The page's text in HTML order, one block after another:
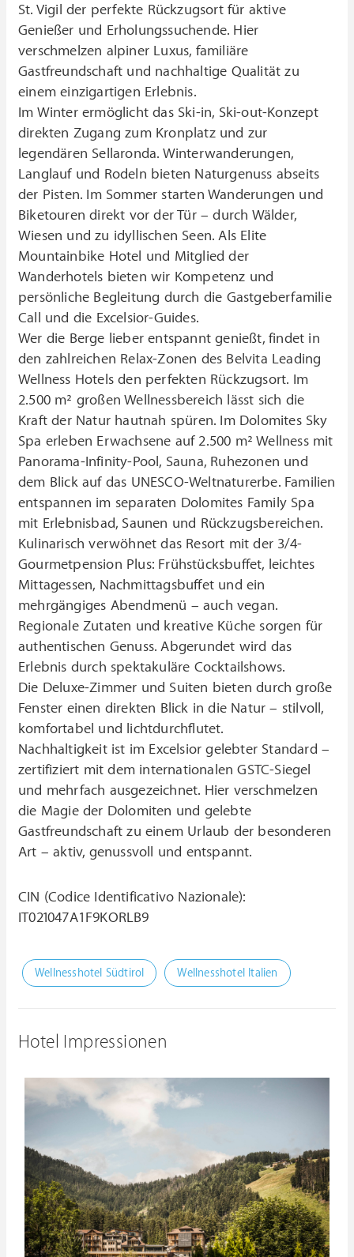
St. Vigil der perfekte Rückzugsort für aktive
Genießer und Erholungssuchende. Hier
verschmelzen alpiner Luxus, familiäre
Gastfreundschaft und nachhaltige Qualität zu
einem einzigartigen Erlebnis.
Im Winter ermöglicht das Ski-in, Ski-out-Konzept
direkten Zugang zum Kronplatz und zur
legendären Sellaronda. Winterwanderungen,
Langlauf und Rodeln bieten Naturgenuss abseits
der Pisten. Im Sommer starten Wanderungen und
Biketouren direkt vor der Tür – durch Wälder,
Wiesen und zu idyllischen Seen. Als Elite
Mountainbike Hotel und Mitglied der
Wanderhotels bieten wir Kompetenz und
persönliche Begleitung durch die Gastgeberfamilie
Call und die Excelsior-Guides.
Wer die Berge lieber entspannt genießt, findet in
den zahlreichen Relax-Zonen des Belvita Leading
Wellness Hotels den perfekten Rückzugsort. Im
2.500 m² großen Wellnessbereich lässt sich die
Kraft der Natur hautnah spüren. Im Dolomites Sky
Spa erleben Erwachsene auf 2.500 m² Wellness mit
Panorama-Infinity-Pool, Sauna, Ruhezonen und
dem Blick auf das UNESCO-Weltnaturerbe. Familien
entspannen im separaten Dolomites Family Spa
mit Erlebnisbad, Saunen und Rückzugsbereichen.
Kulinarisch verwöhnet das Resort mit der 3/4-
Gourmetpension Plus: Frühstücksbuffet, leichtes
Mittagessen, Nachmittagsbuffet und ein
mehrgängiges Abendmenü – auch vegan.
Regionale Zutaten und kreative Küche sorgen für
authentischen Genuss. Abgerundet wird das
Erlebnis durch spektakuläre Cocktailshows.
Die Deluxe-Zimmer und Suiten bieten durch große
Fenster einen direkten Blick in die Natur – stilvoll,
komfortabel und lichtdurchflutet.
Nachhaltigkeit ist im Excelsior gelebter Standard –
zertifiziert mit dem internationalen GSTC-Siegel
und mehrfach ausgezeichnet. Hier verschmelzen
die Magie der Dolomiten und gelebte
Gastfreundschaft zu einem Urlaub der besonderen
Art – aktiv, genussvoll und entspannt.
CIN (Codice Identificativo Nazionale):
IT021047A1F9KORLB9
Wellnesshotel Südtirol Wellnesshotel Italien
Hotel Impressionen